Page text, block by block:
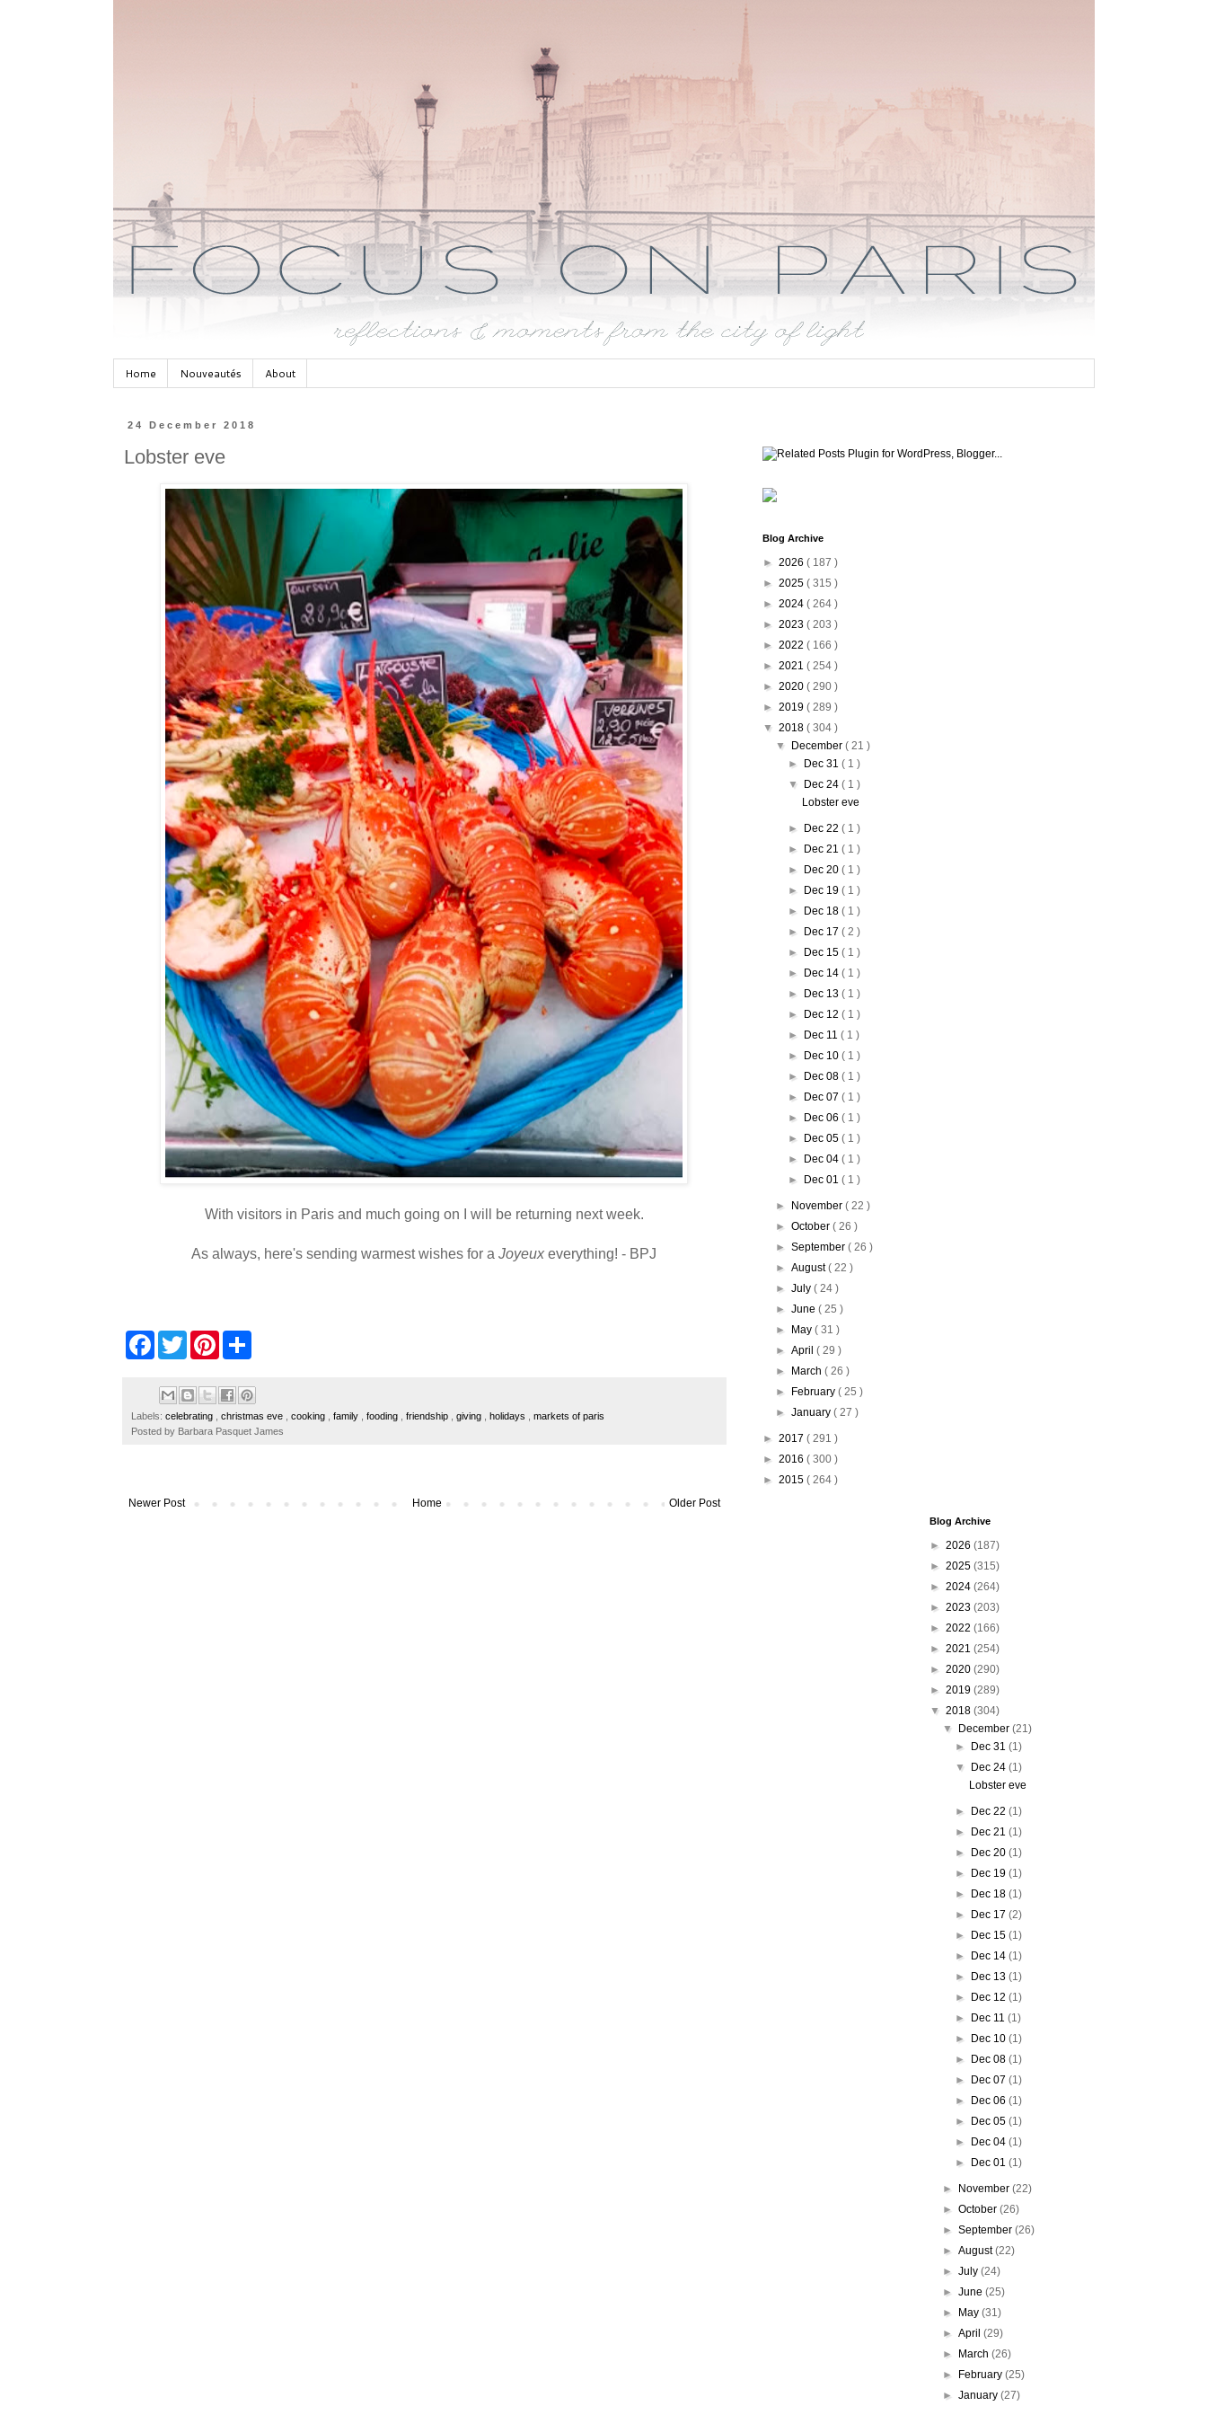
Home Nouveautés About
24 December 2018
Lobster eve
With visitors in Paris and much going on I will be returning next week.
As always, here's sending warmest wishes for a Joyeux everything! - BPJ
o
k
w
t
s
e
Labels: celebrating , christmas eve , cooking , family , fooding , friendship , giving , holidays , markets of paris
Posted by Barbara Pasquet James
Newer Post Older Post
Home
Blog Archive
► 2026 ( 187 )
► 2025 ( 315 )
► 2024 ( 264 )
► 2023 ( 203 )
► 2022 ( 166 )
► 2021 ( 254 )
► 2020 ( 290 )
► 2019 ( 289 )
▼ 2018 ( 304 )
▼
December ( 21 )
►
Dec 31( 1 )
▼
Dec 24( 1 )
Lobster eve
► Dec 22( 1 )
►
Dec 21( 1 )
►
Dec 20( 1 )
►
Dec 19( 1 )
►
Dec 18( 1 )
►
Dec 17( 2 )
►
Dec 15( 1 )
►
Dec 14( 1 )
►
Dec 13( 1 )
►
Dec 12( 1 )
►
Dec 11( 1 )
►
Dec 10( 1 )
►
Dec 08( 1 )
►
Dec 07( 1 )
►
Dec 06( 1 )
►
Dec 05( 1 )
►
Dec 04( 1 )
►
Dec 01( 1 )
► November ( 22 )
► October ( 26 )
► September ( 26 )
► August( 22 )
► July ( 24 )
► June ( 25 )
►
May ( 31 )
► April ( 29 )
►
March ( 26 )
►
February ( 25 )
► January ( 27 )
► 2017 ( 291 )
► 2016 ( 300 )
► 2015 ( 264 )
Blog Archive
► 2026 (187)
► 2025 (315)
► 2024 (264)
► 2023 (203)
► 2022 (166)
► 2021 (254)
► 2020 (290)
► 2019 (289)
▼ 2018 (304)
▼
December (21)
►
Dec 31(1)
▼
Dec 24(1)
Lobster eve
► Dec 22(1)
►
Dec 21(1)
►
Dec 20(1)
►
Dec 19(1)
►
Dec 18(1)
►
Dec 17(2)
►
Dec 15(1)
►
Dec 14(1)
►
Dec 13(1)
►
Dec 12(1)
►
Dec 11(1)
►
Dec 10(1)
►
Dec 08(1)
►
Dec 07(1)
►
Dec 06(1)
►
Dec 05(1)
►
Dec 04(1)
►
Dec 01(1)
► November (22)
► October (26)
► September (26)
► August(22)
► July (24)
► June (25)
►
May (31)
► April (29)
►
March (26)
►
February (25)
► January (27)